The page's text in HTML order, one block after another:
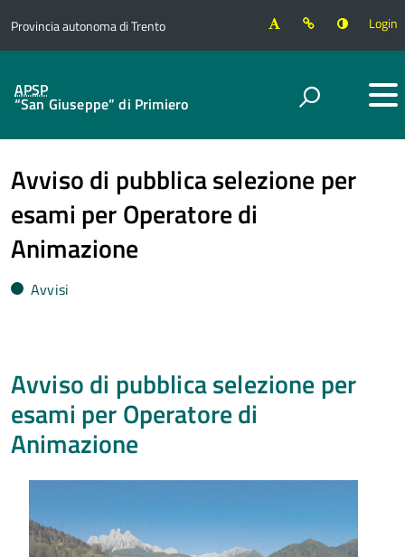
Provincia autonoma di Trento Login
APSP
“San Giuseppe” di Primiero
Avviso di pubblica selezione per
esami per Operatore di
Animazione
Avvisi
Avviso di pubblica selezione per
esami per Operatore di
Animazione